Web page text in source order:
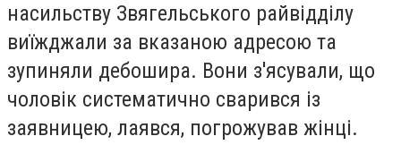
насильству Звягельського райвідділу
виїжджали за вказаною адресою та
зупиняли дебошира. Вони з'ясували, що
чоловік систематично сварився із
заявницею, лаявся, погрожував жінці.